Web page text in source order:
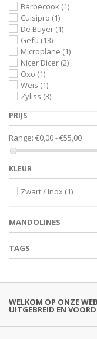
Barbecook (1)
Cuisipro (1)
De Buyer (1)
Gefu (13)
Microplane (1)
Nicer Dicer (2)
Oxo (1)
Weis (1)
Zyliss (3)
PRIJS
Range: €0,00 - €55,00
KLEUR
Zwart / Inox (1)
MANDOLINES
TAGS
WELKOM OP ONZE
UITGEBREID EN